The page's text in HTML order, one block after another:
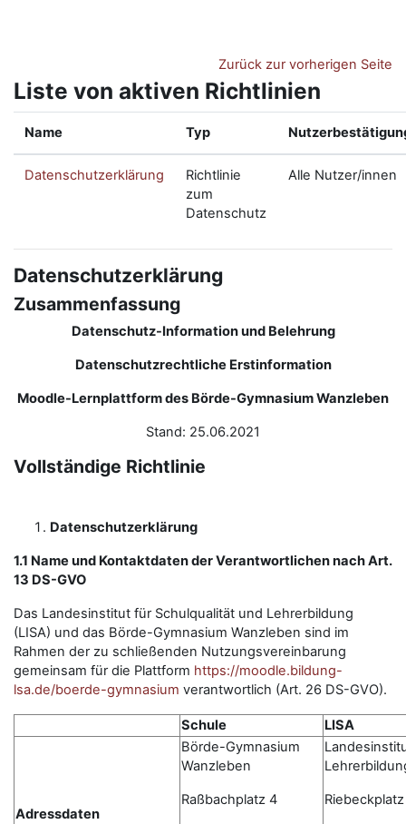
Zurück zur vorherigen Seite
Liste von aktiven Richtlinien
Name Typ
Datenschutzerklärung
Richtlinie
zum
Datenschutz
Alle Nutzer/innen
Datenschutzerklärung
Zusammenfassung
Datenschutz-Information und Belehrung
Datenschutzrechtliche Erstinformation
Moodle-Lernplattform des Börde-Gymnasium Wanzleben
Stand: 25.06.2021
Vollständige Richtlinie
Datenschutzerklärung
1.1 Name und Kontaktdaten der Verantwortlichen nach Art.
13 DS-GVO
Das Landesinstitut für Schulqualität und Lehrerbildung
(LISA) und das Börde-Gymnasium Wanzleben sind im
Rahmen der zu schließenden Nutzungsvereinbarung
gemeinsam für die Plattform https://moodle.bildung-
lsa.de/boerde-gymnasium verantwortlich (Art. 26 DS-GVO).
Schule LISA
Adressdaten
Börde-Gymnasium
Wanzleben
Raßbachplatz 4